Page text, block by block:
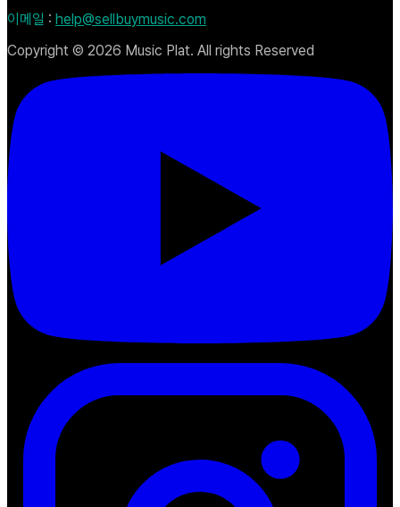
이메일 : help@sellbuymusic.com
Copyright © 2026 Music Plat. All rights Reserved